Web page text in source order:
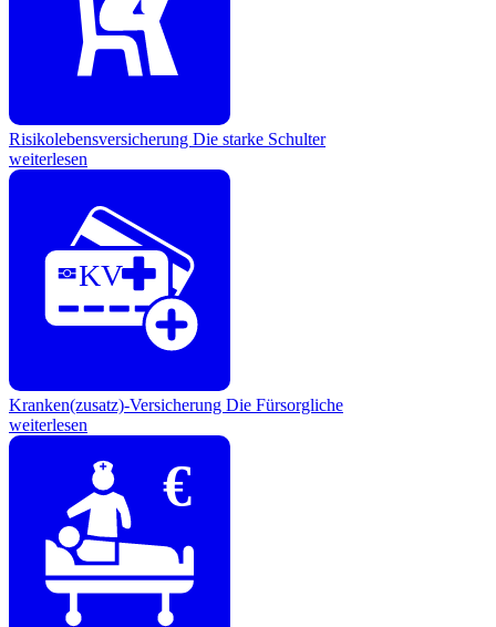
Risikolebensversicherung Die starke Schulter
weiterlesen
KV
Kranken(zusatz)-Versicherung Die Fürsorgliche
weiterlesen
€